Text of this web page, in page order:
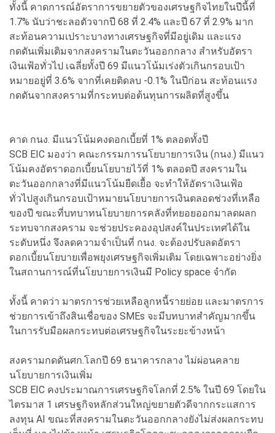
ทั้งนี้ คาดการณ์อัตราการขยายตัวของเศรษฐกิจไทยในปีนี้ที่
1.7% นับว่าชะลอตัวจากปี 68 ที่ 2.4% และปี 67 ที่ 2.9% มาก
สะท้อนความเปราะบางทางเศรษฐกิจที่มีอยู่เดิม และแรง
กดดันเพิ่มเติมจากสงครามในตะวันออกกลาง สำหรับอัตรา
เงินเฟ้อทั่วไป เฉลี่ยทั้งปี 69 มีแนวโน้มเร่งตัวเกินกรอบเป้า
หมายอยู่ที่ 3.6% จากที่เคยติดลบ -0.1% ในปีก่อน สะท้อนแรง
กดดันจากสงครามที่กระทบต่อต้นทุนการผลิตที่สูงขึ้น
คาด กนง. มีแนวโน้มคงดอกเบี้ยที่ 1% ตลอดทั้งปี
SCB EIC มองว่า คณะกรรมการนโยบายการเงิน (กนง.) มีแนว
โน้มคงอัตราดอกเบี้ยนโยบายไว้ที่ 1% ตลอดปี สงครามใน
ตะวันออกกลางที่มีแนวโน้มยืดเยื้อ จะทำให้อัตราเงินเฟ้อ
ทั่วไปสูงเกินกรอบเป้าหมายนโยบายการเงินตลอดช่วงที่เหลือ
ของปี ขณะที่บทบาทนโยบายการคลังที่ทยอยออกมาลดผลก
ระทบจากสงคราม จะช่วยประคองอุปสงค์ในประเทศได้ใน
ระดับหนึ่ง จึงลดความจำเป็นที่ กนง. จะต้องปรับลดอัตรา
ดอกเบี้ยนโยบายเพื่อพยุงเศรษฐกิจเพิ่มเติม โดยเฉพาะอย่างยิ่ง
ในสถานการณ์ที่นโยบายการเงินมี Policy space จำกัด
ทั้งนี้ คาดว่า มาตรการช่วยเหลือลูกหนี้รายย่อย และมาตรการ
ช่วยการเข้าถึงสินเชื่อของ SMEs จะมีบทบาทสำคัญมากขึ้น
ในการรับมือผลกระทบต่อเศรษฐกิจในระยะข้างหน้า
สงครามกดดันศก.โลกปี 69 ธนาคารกลาง ไม่ผ่อนคลาย
นโยบายการเงินเพิ่ม
SCB EIC คงประมาณการเศรษฐกิจโลกที่ 2.5% ในปี 69 โดยใน
ไตรมาส 1 เศรษฐกิจหลักส่วนใหญ่ขยายตัวดีจากกระแสการ
ลงทุน AI ขณะที่สงครามในตะวันออกกลางยังไม่ส่งผลกระทบ